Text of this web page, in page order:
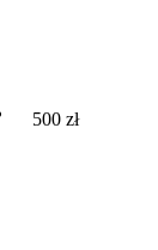
500 zł